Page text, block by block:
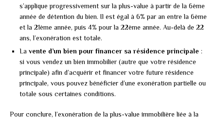
s’applique progressivement sur la plus-value à partir de la 6ème
année de détention du bien. Il est égal à 6% par an entre la 6ème
et la 21ème année, puis 4% pour la 22ème année. Au-delà de 22
ans, l’exonération est totale.
La vente d’un bien pour financer sa résidence principale :
si vous vendez un bien immobilier (autre que votre résidence
principale) afin d’acquérir et financer votre future résidence
principale, vous pouvez bénéficier d’une exonération partielle ou
totale sous certaines conditions.
Pour conclure, l’exonération de la plus-value immobilière liée à la